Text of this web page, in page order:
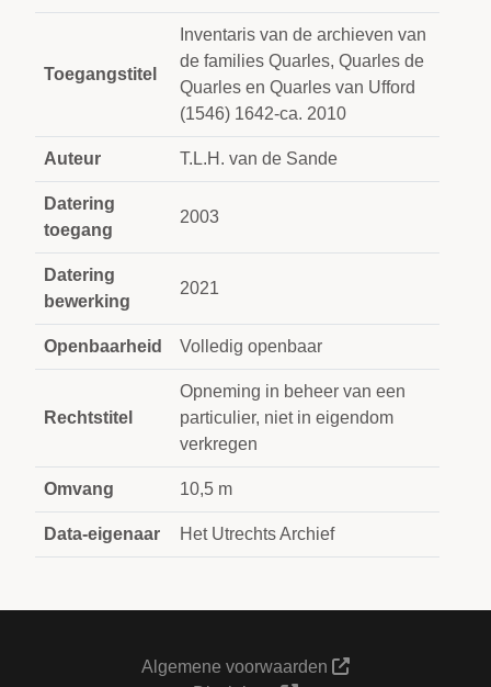
Toegangstitel
Inventaris van de archieven van
de families Quarles, Quarles de
Quarles en Quarles van Ufford
(1546) 1642-ca. 2010
Auteur T.L.H. van de Sande
Datering
toegang
2003
Datering
bewerking
2021
Openbaarheid Volledig openbaar
Rechtstitel
Opneming in beheer van een
particulier, niet in eigendom
verkregen
Omvang 10,5 m
Data-eigenaar Het Utrechts Archief
Algemene voorwaarden